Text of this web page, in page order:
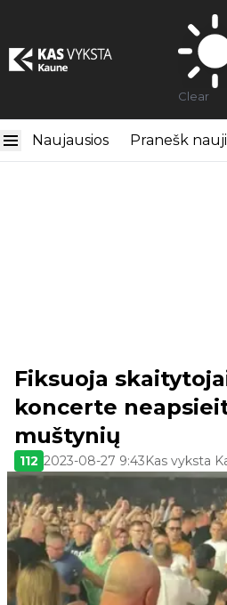
Clear
Naujausios Pranešk
Fiksuoja
koncerte
muštynių
112 2023-08-27 9:43Kas vyksta